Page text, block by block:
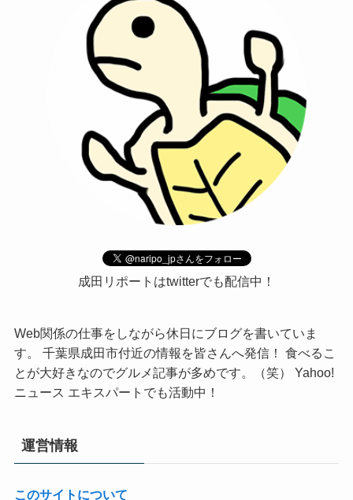
成田リポートはtwitterでも配信中！
Web関係の仕事をしながら休日にブログを書いていま
す。 千葉県成田市付近の情報を皆さんへ発信！ 食べるこ
とが大好きなのでグルメ記事が多めです。（笑） Yahoo!
ニュース エキスパートでも活動中！
運営情報
このサイトについて